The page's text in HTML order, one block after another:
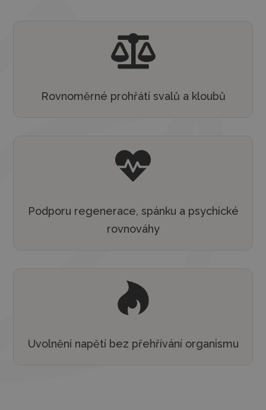

Rovnoměrné prohřátí svalů a kloubů

Podporu regenerace, spánku a psychické
rovnováhy

Uvolnění napětí bez přehřívání organismu